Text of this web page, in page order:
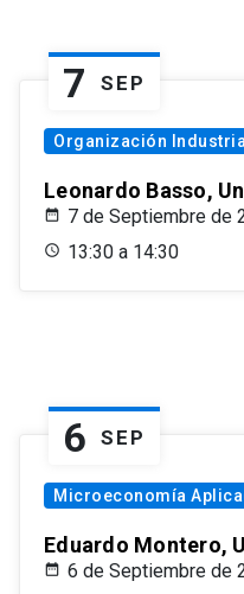
7 SEP
Organización Industrial
Leonardo Basso,
7 de Septiembre de
13:30 a 14:30
6 SEP
Microeconomía
Eduardo Montero,
6 de Septiembre de